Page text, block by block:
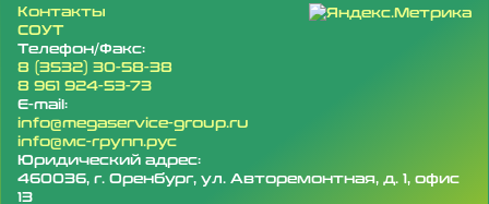
Контакты
СОУТ
Телефон/Факс:
8 (3532) 30-58-38
8 961 924-53-73
E-mail:
info@megaservice-group.ru
info@мс-групп.рус
Юридический адрес:
460036, г. Оренбург, ул. Авторемонтная, д. 1, офис
13